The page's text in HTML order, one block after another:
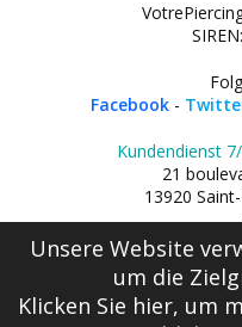
Facebook -
Kundendienst
21
13920
Unsere Website
um die
Klicken Sie hier, um